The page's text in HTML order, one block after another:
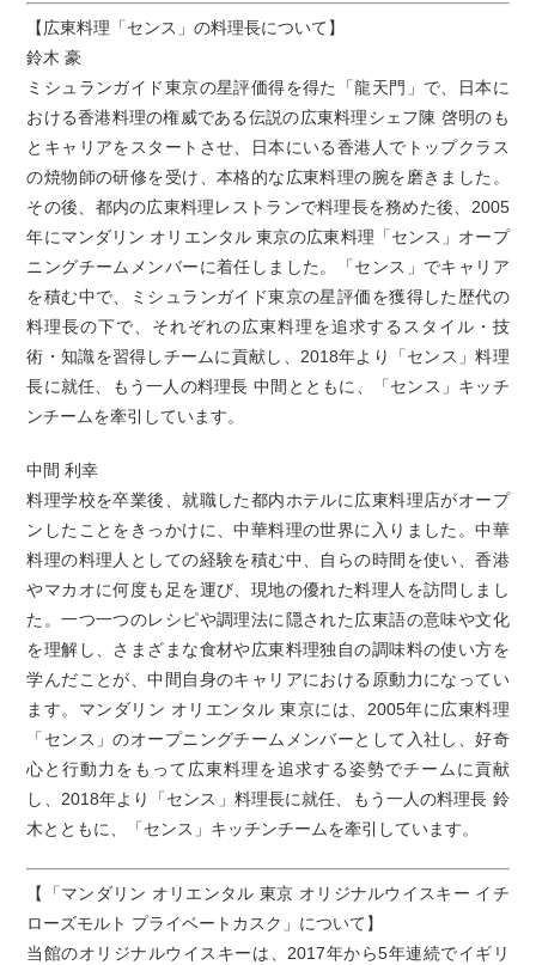
【広東料理「センス」の料理長について】
鈴木 豪
ミシュランガイド東京の星評価得を得た「龍天門」で、日本に
おける香港料理の権威である伝説の広東料理シェフ陳 啓明のも
とキャリアをスタートさせ、日本にいる香港人でトップクラス
の焼物師の研修を受け、本格的な広東料理の腕を磨きました。
その後、都内の広東料理レストランで料理長を務めた後、2005
年にマンダリン オリエンタル 東京の広東料理「センス」オープ
ニングチームメンバーに着任しました。「センス」でキャリア
を積む中で、ミシュランガイド東京の星評価を獲得した歴代の
料理長の下で、それぞれの広東料理を追求するスタイル・技
術・知識を習得しチームに貢献し、2018年より「センス」料理
長に就任、もう一人の料理長 中間とともに、「センス」キッチ
ンチームを牽引しています。
中間 利幸
料理学校を卒業後、就職した都内ホテルに広東料理店がオープ
ンしたことをきっかけに、中華料理の世界に入りました。中華
料理の料理人としての経験を積む中、自らの時間を使い、香港
やマカオに何度も足を運び、現地の優れた料理人を訪問しまし
た。一つ一つのレシピや調理法に隠された広東語の意味や文化
を理解し、さまざまな食材や広東料理独自の調味料の使い方を
学んだことが、中間自身のキャリアにおける原動力になってい
ます。マンダリン オリエンタル 東京には、2005年に広東料理
「センス」のオープニングチームメンバーとして入社し、好奇
心と行動力をもって広東料理を追求する姿勢でチームに貢献
し、2018年より「センス」料理長に就任、もう一人の料理長 鈴
木とともに、「センス」キッチンチームを牽引しています。
【「マンダリン オリエンタル 東京 オリジナルウイスキー イチ
ローズモルト プライベートカスク」について】
当館のオリジナルウイスキーは、2017年から5年連続でイギリ